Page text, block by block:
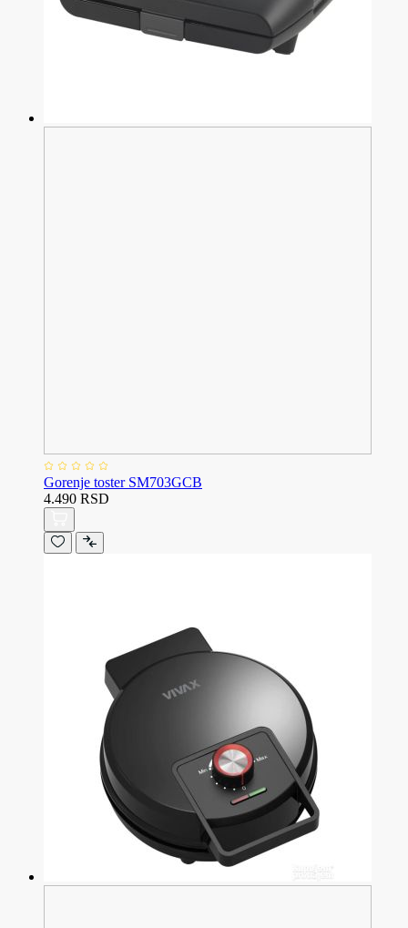
Gorenje toster SM703GCB
4.490 RSD